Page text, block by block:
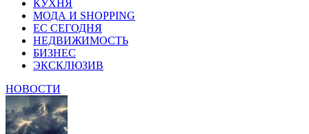
КУХНЯ
МОДА И SHOPPING
ЕС СЕГОДНЯ
НЕДВИЖИМОСТЬ
БИЗНЕС
ЭКСКЛЮЗИВ
НОВОСТИ